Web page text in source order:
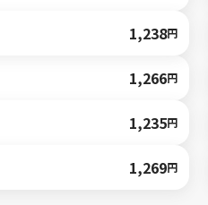
1,238円
1,266円
1,235円
1,269円